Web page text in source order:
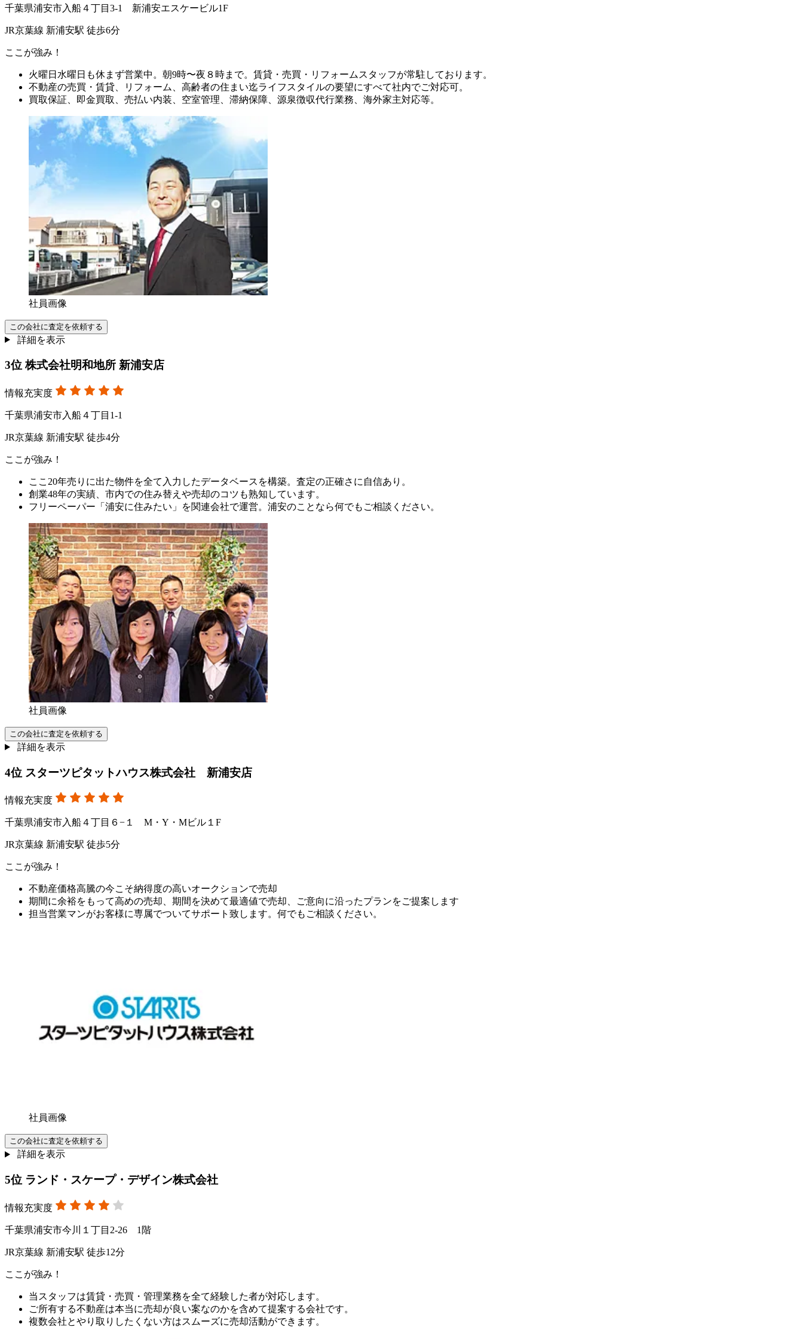
千葉県浦安市入船４丁目3-1 新浦安エスケービル1F
JR京葉線 新浦安駅 徒歩6分
ここが強み！
火曜日水曜日も休まず営業中。朝9時〜夜８時まで。賃貸・売買・リフォームスタッフが常駐しております。
不動産の売買・賃貸、リフォーム、高齢者の住まい迄ライフスタイルの要望にすべて社内でご対応可。
買取保証、即金買取、売払い内装、空室管理、滞納保障、源泉徴収代行業務、海外家主対応等。
社員画像
この会社に査定を依頼する
詳細を表示
3位株式会社明和地所 新浦安店
情報充実度
千葉県浦安市入船４丁目1-1
JR京葉線 新浦安駅 徒歩4分
ここが強み！
ここ20年売りに出た物件を全て入力したデータベースを構築。査定の正確さに自信あり。
創業48年の実績、市内での住み替えや売却のコツも熟知しています。
フリーペーパー「浦安に住みたい」を関連会社で運営。浦安のことなら何でもご相談ください。
社員画像
この会社に査定を依頼する
詳細を表示
4位 スターツピタットハウス株式会社 新浦安店
情報充実度
千葉県浦安市入船４丁目６−１ M・Y・Mビル１F
JR京葉線 新浦安駅 徒歩5分
ここが強み！
不動産価格高騰の今こそ納得度の高いオークションで売却
期間に余裕をもって高めの売却、期間を決めて最適値で売却、ご意向に沿ったプランをご提案します
担当営業マンがお客様に専属でついてサポート致します。何でもご相談ください。
社員画像
この会社に査定を依頼する
詳細を表示
5位 ランド・スケープ・デザイン株式会社
情報充実度
千葉県浦安市今川１丁目2-26 1階
JR京葉線 新浦安駅 徒歩12分
ここが強み！
当スタッフは賃貸・売買・管理業務を全て経験した者が対応します。
ご所有する不動産は本当に売却が良い案なのかを含めて提案する会社です。
複数会社とやり取りしたくない方はスムーズに売却活動ができます。